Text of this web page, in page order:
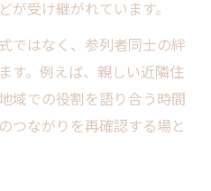
文化基本ポイント一覧
地域文化の基礎知識
問解決Q&A
を押さえた葬儀準備術
受け継がれています。
ではなく、参列者同士の絆
す。例えば、親しい近隣住
域での役割を語り合う時間
つながりを再確認する場と